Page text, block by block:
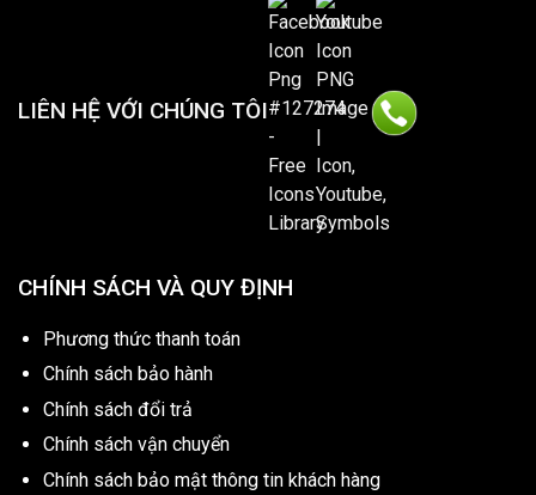
LIÊN HỆ VỚI CHÚNG TÔI
CHÍNH SÁCH VÀ QUY ĐỊNH
Phương thức thanh toán
Chính sách bảo hành
Chính sách đổi trả
Chính sách vận chuyển
Chính sách bảo mật thông tin khách hàng